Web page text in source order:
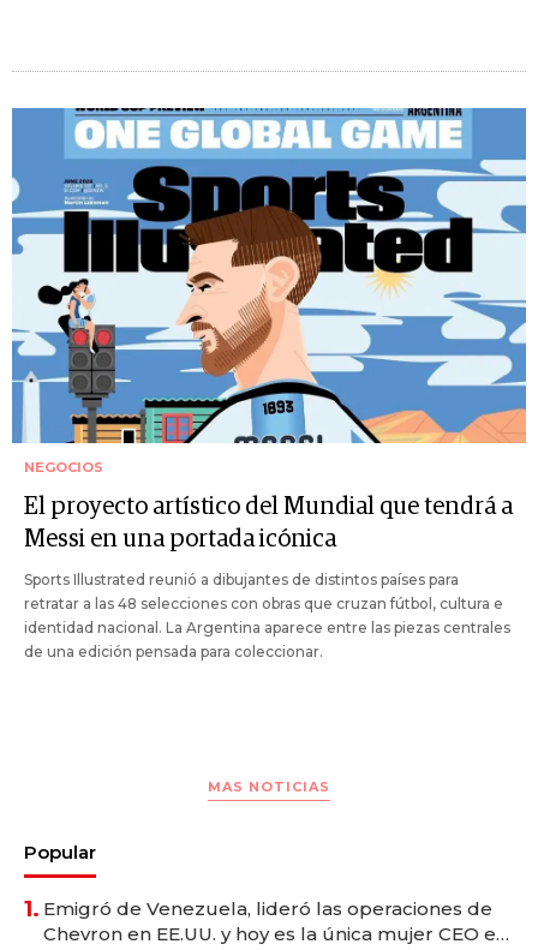
NEGOCIOS
El proyecto artístico del Mundial que tendrá a
Messi en una portada icónica
Sports Illustrated reunió a dibujantes de distintos países para
retratar a las 48 selecciones con obras que cruzan fútbol, cultura e
identidad nacional. La Argentina aparece entre las piezas centrales
de una edición pensada para coleccionar.
MAS NOTICIAS
Popular
1. Emigró de Venezuela, lideró las operaciones de
Chevron en EE.UU. y hoy es la única mujer CEO en